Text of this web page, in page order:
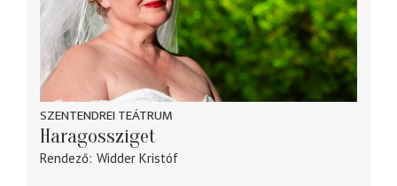
SZENTENDREI TEÁTRUM
Haragossziget
Rendező Widder Kristóf